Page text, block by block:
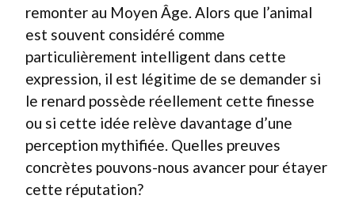
remonter au Moyen Âge. Alors que l’animal
est souvent considéré comme
particulièrement intelligent dans cette
expression, il est légitime de se demander si
le renard possède réellement cette finesse
ou si cette idée relève davantage d’une
perception mythifiée. Quelles preuves
concrètes pouvons-nous avancer pour étayer
cette réputation?